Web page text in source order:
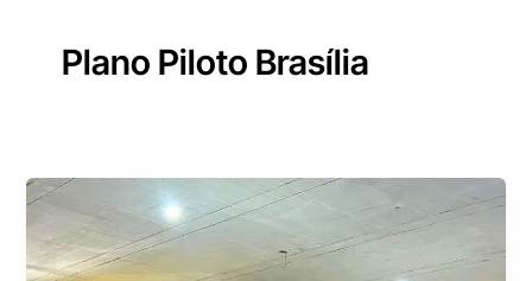
Plano Piloto Brasília